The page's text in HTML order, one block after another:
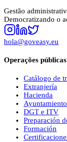
Gestão
Democratizando o
hola@goveasy.eu
Operações públicas
Catálogo de
Extranjería
Hacienda
Ayuntamiento
DGT e ITV
Preparación
Formación